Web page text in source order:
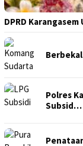
DPRD
Polres
Subsid…